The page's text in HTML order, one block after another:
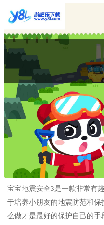
宝宝地震安全3是一款非常有
于培养小朋友的地震防范和
么做才是最好的保护自己的